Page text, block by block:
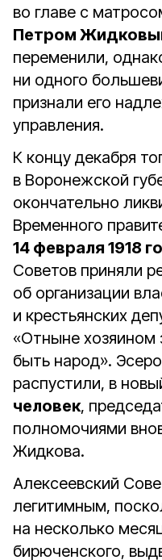
во главе с
Петром
переменили,
ни одного
признали его
управления.
К концу декабря
в Воронежской
окончательно
Временного
14 февраля 1918
Советов приняли
об организации
и крестьянских
«Отныне
быть народ».
распустили, в
человек,
полномочиями
Жидкова.
Алексеевский
легитимным,
на несколько
бирюченского,